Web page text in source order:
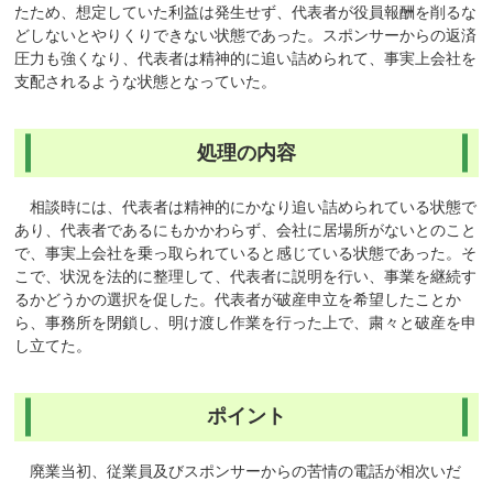
たため、想定していた利益は発生せず、代表者が役員報酬を削るな
どしないとやりくりできない状態であった。スポンサーからの返済
圧力も強くなり、代表者は精神的に追い詰められて、事実上会社を
支配されるような状態となっていた。
処理の内容
相談時には、代表者は精神的にかなり追い詰められている状態で
あり、代表者であるにもかかわらず、会社に居場所がないとのこと
で、事実上会社を乗っ取られていると感じている状態であった。そ
こで、状況を法的に整理して、代表者に説明を行い、事業を継続す
るかどうかの選択を促した。代表者が破産申立を希望したことか
ら、事務所を閉鎖し、明け渡し作業を行った上で、粛々と破産を申
し立てた。
ポイント
廃業当初、従業員及びスポンサーからの苦情の電話が相次いだ